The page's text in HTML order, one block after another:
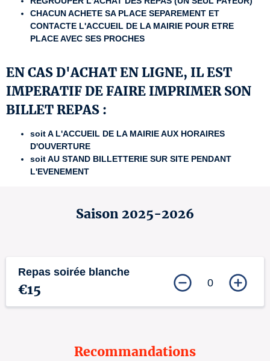
CHACUN ACHETE SA PLACE SEPAREMENT ET
CONTACTE L'ACCUEIL DE LA MAIRIE POUR ETRE
PLACE AVEC SES PROCHES
EN CAS D'ACHAT EN LIGNE, IL EST
IMPERATIF DE FAIRE IMPRIMER SON
BILLET REPAS :
soit A L'ACCUEIL DE LA MAIRIE AUX HORAIRES
D'OUVERTURE
soit AU STAND BILLETTERIE SUR SITE PENDANT
L'EVENEMENT
Saison 2025-2026
Repas soirée blanche
€15 0
Recommandations